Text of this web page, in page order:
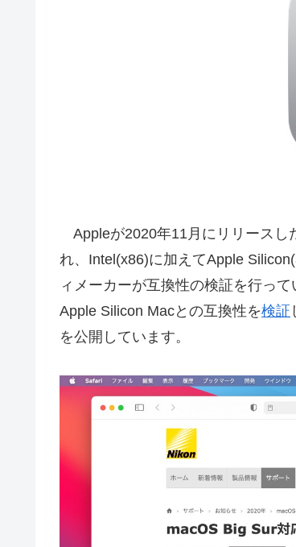
Appleが2020年11月にリリースし
れ、Intel(x86)に加えてApple
ィメーカーが互換性の検証を行っ
Apple Silicon Macとの互換性を検証
を公開しています。